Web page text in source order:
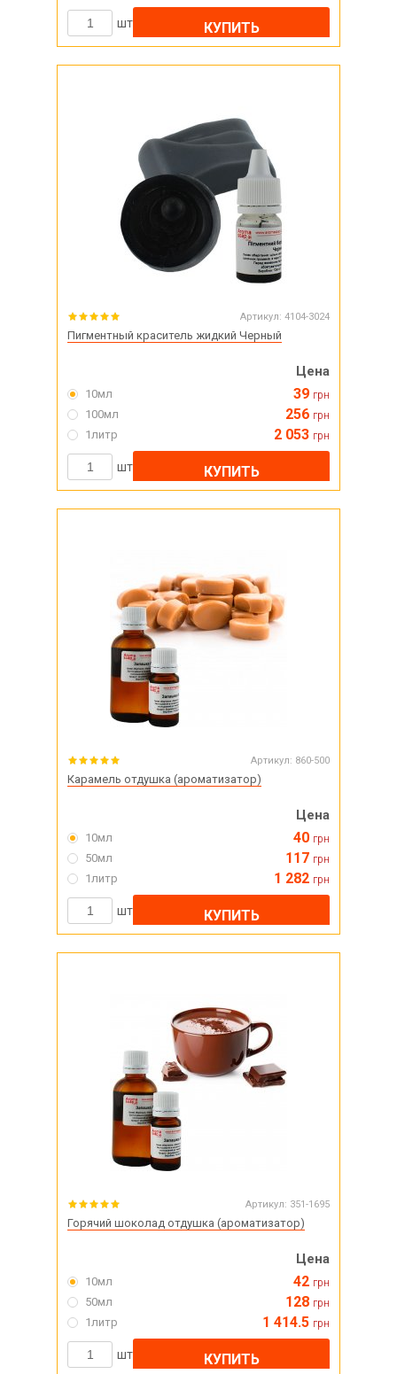
шт КУПИТЬ
Артикул: 4104-3024
Пигментный краситель жидкий Черный
Цена
10мл 39 грн
100мл 256 грн
1литр 2 053 грн
шт КУПИТЬ
Артикул: 860-500
Карамель отдушка (ароматизатор)
Цена
10мл 40 грн
50мл 117 грн
1литр 1 282 грн
шт КУПИТЬ
Артикул: 351-1695
Горячий шоколад отдушка (ароматизатор)
Цена
10мл 42 грн
50мл 128 грн
1литр 1 414.5 грн
шт КУПИТЬ